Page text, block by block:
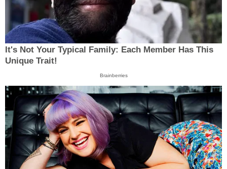
It's Not Your Typical Family: Each Member Has This
Unique Trait!
Brainberries